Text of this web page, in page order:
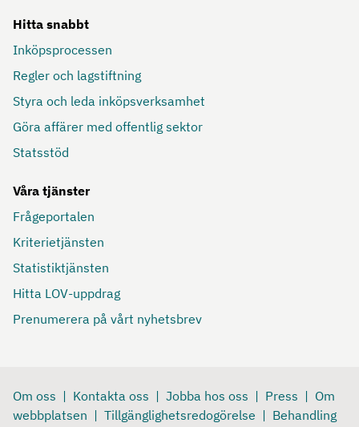
Hitta snabbt
Inköpsprocessen
Regler och lagstiftning
Styra och leda inköpsverksamhet
Göra affärer med offentlig sektor
Statsstöd
Våra tjänster
Frågeportalen
Kriterietjänsten
Statistiktjänsten
Hitta LOV-uppdrag
Prenumerera på vårt nyhetsbrev
Om oss Kontakta oss Jobba hos oss Press
Om
webbplatsen
Tillgänglighetsredogörelse
Behandling